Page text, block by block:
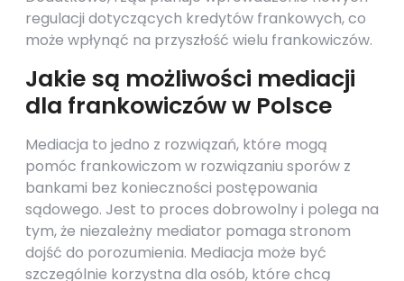
regulacji dotyczących kredytów frankowych, co
może wpłynąć na przyszłość wielu frankowiczów.
Jakie są możliwości mediacji
dla frankowiczów w Polsce
Mediacja to jedno z rozwiązań, które mogą
pomóc frankowiczom w rozwiązaniu sporów z
bankami bez konieczności postępowania
sądowego. Jest to proces dobrowolny i polega na
tym, że niezależny mediator pomaga stronom
dojść do porozumienia. Mediacja może być
szczególnie korzystna dla osób, które chcą